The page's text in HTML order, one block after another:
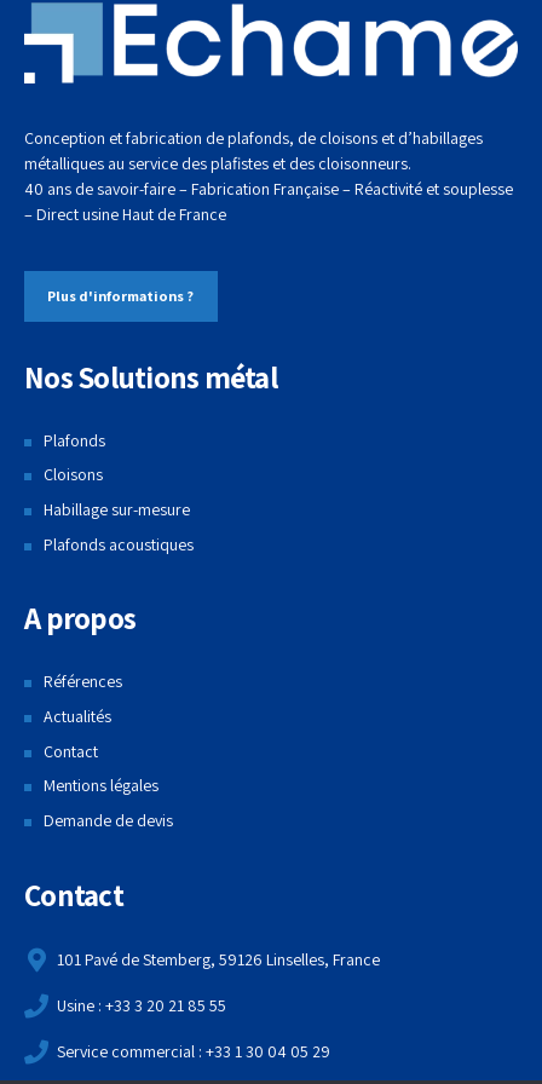
Conception et fabrication de plafonds, de cloisons et d’habillages
métalliques au service des plafistes et des cloisonneurs.
40 ans de savoir-faire – Fabrication Française – Réactivité et souplesse
– Direct usineHaut de France
Plus d'informations ?
Nos Solutions métal
Plafonds
Cloisons
Habillage sur-mesure
Plafonds acoustiques
A propos
Références
Actualités
Contact
Mentions légales
Demande de devis
Contact
101 Pavé de Stemberg, 59126 Linselles, France
Usine : +33 3 20 21 85 55
Service commercial : +33 1 30 04 05 29